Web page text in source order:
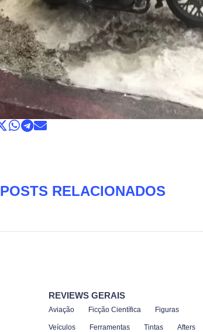
POSTS RELACIONADOS
REVIEWS GERAIS
Aviação Ficção Científica Figuras
Veículos Ferramentas Tintas Afters